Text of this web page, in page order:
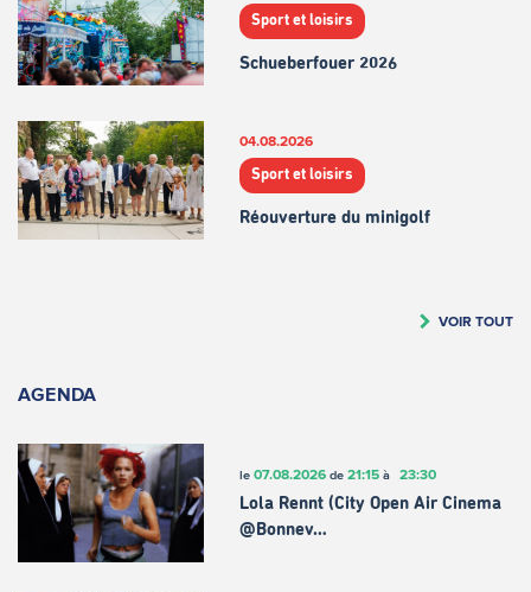
Sport et loisirs
Schueberfouer 2026
04.08.2026
Sport et loisirs
Réouverture du minigolf
VOIR TOUT
AGENDA
le 07.08.2026de 21:15à 23:30
Lola Rennt (City Open Air Cinema
@Bonnev…